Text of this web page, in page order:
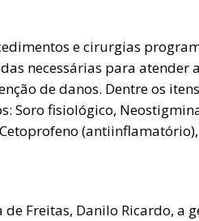
e cirurgias
necessárias para atender
de danos. Dentre os
Soro fisiológico,
Freitas, Danilo Ricardo, a